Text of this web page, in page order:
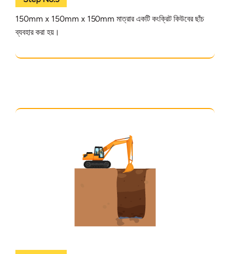
150mm x 150mm x 150mm মাত্রার একটি কংক্রিট কিউবের ছাঁচ
ব্যবহার করা হয়।